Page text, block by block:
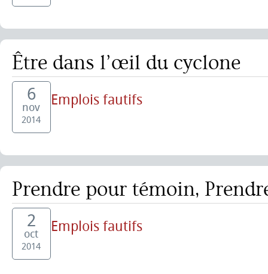
Être dans l’œil du cyclone
6
nov
2014
Emplois fautifs
Prendre pour témoin,
2
oct
2014
Emplois fautifs